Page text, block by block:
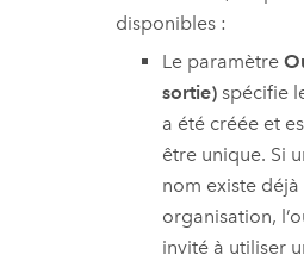
disponibles :
Le paramètre
sortie)spécifie
a été créée et
être unique. Si
nom existe
organisation,
invité à utiliser